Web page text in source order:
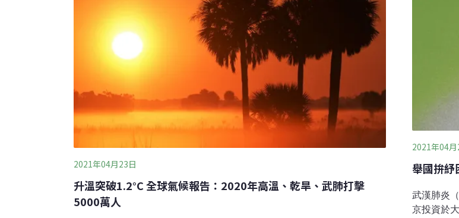
2021年04月23日
升溫突破1.2°C 全球氣候報告：2020年高溫、乾旱、武肺打擊
5000萬人
2021年04月
舉國拚紓
武漢肺炎
京投資於